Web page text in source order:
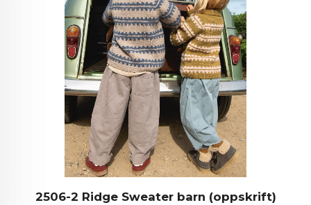
2506-2 Ridge Sweater barn (oppskrift)